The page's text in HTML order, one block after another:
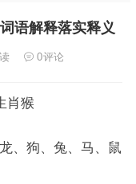
语解释落实释义
0评论
肖猴
、狗、兔、马、鼠